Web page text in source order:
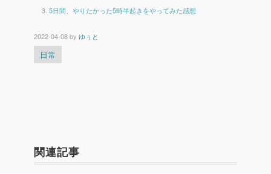
5日間、やりたかった5時半起きをやってみた感想
2022-04-08by ゆぅと
日常
関連記事